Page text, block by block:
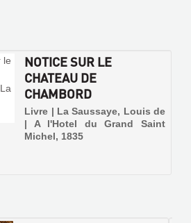
NOTICE SUR LE
CHATEAU DE
CHAMBORD
Livre | La Saussaye, Louis de
| A l'Hotel du Grand Saint
Michel, 1835